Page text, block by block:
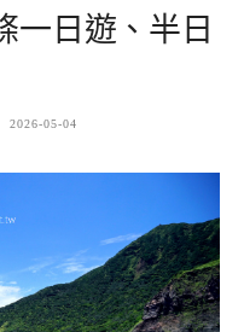
一日遊、半日
2026-05-04